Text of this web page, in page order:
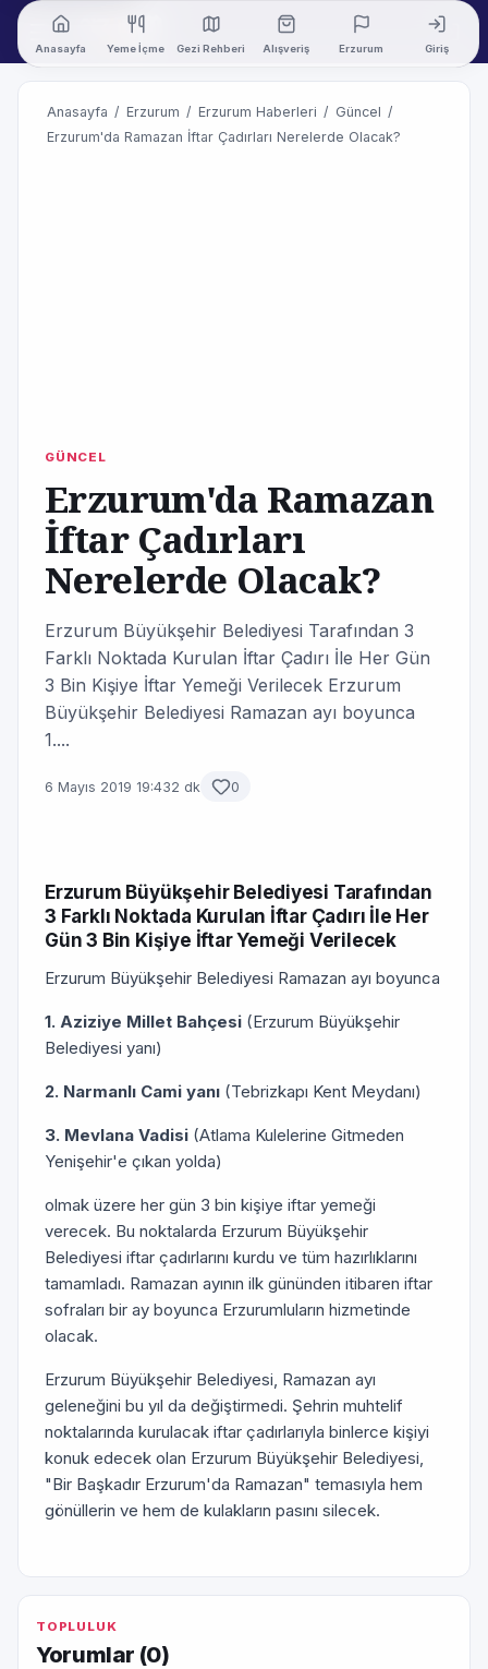
Anasayfa Yeme İçme Gezi Rehberi Alışveriş Erzurum Giriş
Anasayfa / Erzurum / Erzurum Haberleri / Güncel /
Erzurum'da Ramazan İftar Çadırları Nerelerde Olacak?
GÜNCEL
Erzurum'da Ramazan
İftar Çadırları
Nerelerde Olacak?
Erzurum Büyükşehir Belediyesi Tarafından 3
Farklı Noktada Kurulan İftar Çadırı İle Her Gün
3 Bin Kişiye İftar Yemeği Verilecek Erzurum
Büyükşehir Belediyesi Ramazan ayı boyunca
1....
6 Mayıs 2019 19:432 dk 0
Erzurum Büyükşehir Belediyesi Tarafından
3 Farklı Noktada Kurulan İftar Çadırı İle Her
Gün 3 Bin Kişiye İftar Yemeği Verilecek
Erzurum Büyükşehir Belediyesi Ramazan ayı boyunca
1. Aziziye Millet Bahçesi (Erzurum Büyükşehir
Belediyesi yanı)
2. Narmanlı Cami yanı (Tebrizkapı Kent Meydanı)
3. Mevlana Vadisi (Atlama Kulelerine Gitmeden
Yenişehir'e çıkan yolda)
olmak üzere her gün 3 bin kişiye iftar yemeği
verecek. Bu noktalarda Erzurum Büyükşehir
Belediyesi iftar çadırlarını kurdu ve tüm hazırlıklarını
tamamladı. Ramazan ayının ilk gününden itibaren iftar
sofraları bir ay boyunca Erzurumluların hizmetinde
olacak.
Erzurum Büyükşehir Belediyesi, Ramazan ayı
geleneğini bu yıl da değiştirmedi. Şehrin muhtelif
noktalarında kurulacak iftar çadırlarıyla binlerce kişiyi
konuk edecek olan Erzurum Büyükşehir Belediyesi,
"Bir Başkadır Erzurum'da Ramazan" temasıyla hem
gönüllerin ve hem de kulakların pasını silecek.
TOPLULUK
Yorumlar (0)